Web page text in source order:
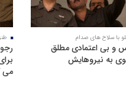
با سلاح های صدام
و بی اعتمادی مطلق
به نیروهایش
می